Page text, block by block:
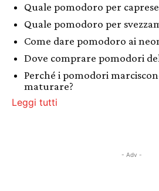
Quale pomodoro per
Quale pomodoro per
Come dare pomodoro ai
Dove comprare pomodori
Perché i pomodori
maturare?
Leggi tutti
- Adv -